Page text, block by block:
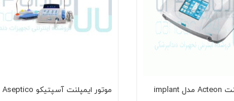
دستگاه ایمپلنت Acteon مدل implant